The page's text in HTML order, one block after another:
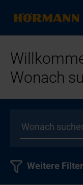
Wonach
Weitere Filter